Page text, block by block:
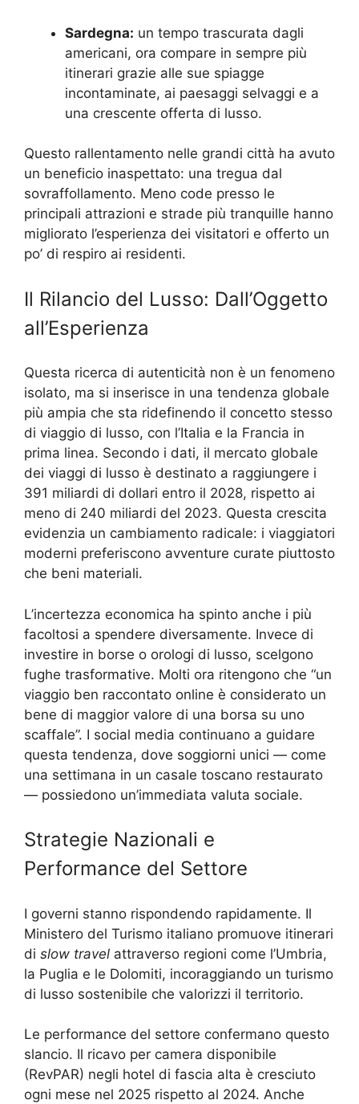
Sardegna: un tempo trascurata dagli
americani, ora compare in sempre più
itinerari grazie alle sue spiagge
incontaminate, ai paesaggi selvaggi e a
una crescente offerta di lusso.
Questo rallentamento nelle grandi città ha avuto
un beneficio inaspettato: una tregua dal
sovraffollamento. Meno code presso le
principali attrazioni e strade più tranquille hanno
migliorato l’esperienza dei visitatori e offerto un
po’ di respiro ai residenti.
Il Rilancio del Lusso: Dall’Oggetto
all’Esperienza
Questa ricerca di autenticità non è un fenomeno
isolato, ma si inserisce in una tendenza globale
più ampia che sta ridefinendo il concetto stesso
di viaggio di lusso, con l’Italia e la Francia in
prima linea. Secondo i dati, il mercato globale
dei viaggi di lusso è destinato a raggiungere i
391 miliardi di dollari entro il 2028, rispetto ai
meno di 240 miliardi del 2023. Questa crescita
evidenzia un cambiamento radicale: i viaggiatori
moderni preferiscono avventure curate piuttosto
che beni materiali.
L’incertezza economica ha spinto anche i più
facoltosi a spendere diversamente. Invece di
investire in borse o orologi di lusso, scelgono
fughe trasformative. Molti ora ritengono che “un
viaggio ben raccontato online è considerato un
bene di maggior valore di una borsa su uno
scaffale”. I social media continuano a guidare
questa tendenza, dove soggiorni unici — come
una settimana in un casale toscano restaurato
— possiedono un’immediata valuta sociale.
Strategie Nazionali e
Performance del Settore
I governi stanno rispondendo rapidamente. Il
Ministero del Turismo italiano promuove itinerari
di slow travel attraverso regioni come l’Umbria,
la Puglia e le Dolomiti, incoraggiando un turismo
di lusso sostenibile che valorizzi il territorio.
Le performance del settore confermano questo
slancio. Il ricavo per camera disponibile
(RevPAR) negli hotel di fascia alta è cresciuto
ogni mese nel 2025 rispetto al 2024. Anche